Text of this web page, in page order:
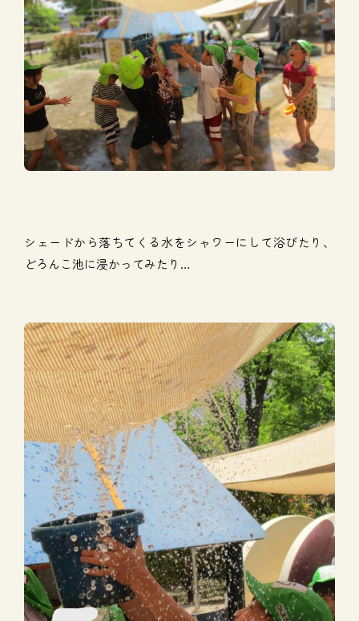
シェードから落ちてくる水をシャワーにして浴びたり、
どろんこ池に浸かってみたり…